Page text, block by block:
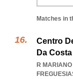
Matches in
Centro
Da
R